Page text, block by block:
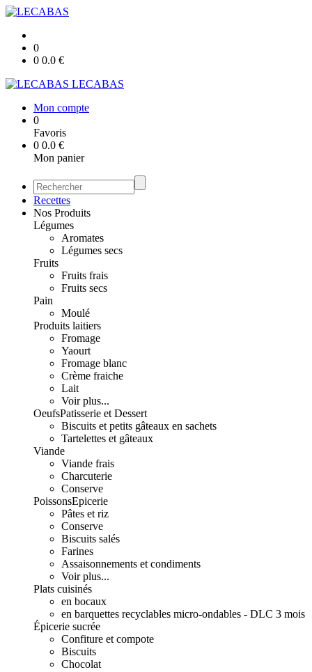
0
0 0.0 €
LECABAS
Mon compte
0
Favoris
0 0.0 €
Mon panier
Recettes
Nos Produits
Légumes
Aromates
Légumes secs
Fruits
Fruits frais
Fruits secs
Pain
Moulé
Produits laitiers
Fromage
Yaourt
Fromage blanc
Crème fraiche
Lait
Voir plus...
OeufsPatisserie et Dessert
Biscuits et petits gâteaux en sachets
Tartelettes et gâteaux
Viande
Viande frais
Charcuterie
Conserve
PoissonsEpicerie
Pâtes et riz
Conserve
Biscuits salés
Farines
Assaisonnements et condiments
Voir plus...
Plats cuisinés
en bocaux
en barquettes recyclables micro-ondables - DLC 3 mois
Épicerie sucrée
Confiture et compote
Biscuits
Chocolat